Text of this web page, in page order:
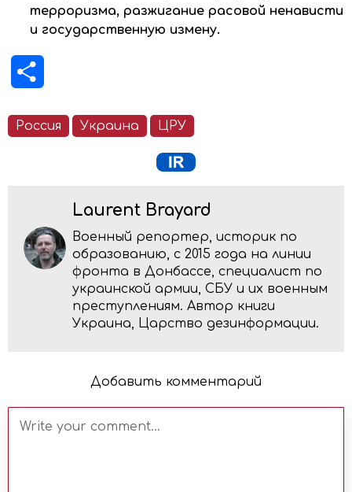
терроризма, разжигание расовой ненависти
и государственную измену.
Россия Украина ЦРУ
Laurent Brayard
Военный репортер, историк по
образованию, с 2015 года на линии
фронта в Донбассе, специалист по
украинской армии, СБУ и их военным
преступлениям. Автор книги
Украина, Царство дезинформации.
Добавить комментарий